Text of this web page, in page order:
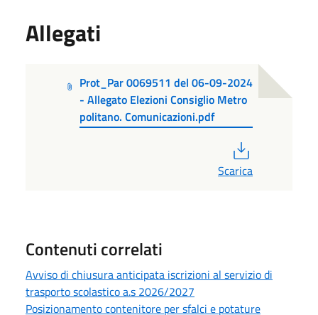
Allegati
Prot_Par 0069511 del 06-09-2024
- Allegato Elezioni Consiglio Metro
politano. Comunicazioni.pdf
Scarica
Contenuti correlati
Avviso di chiusura anticipata iscrizioni al servizio di
trasporto scolastico a.s 2026/2027
Posizionamento contenitore per sfalci e potature